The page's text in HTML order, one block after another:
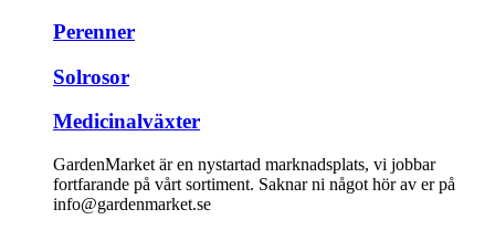
Perenner
Solrosor
Medicinalväxter
GardenMarket är en nystartad marknadsplats, vi jobbar
fortfarande på vårt sortiment. Saknar ni något hör av er på
info@gardenmarket.se